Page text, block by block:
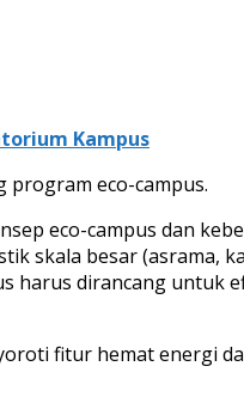
Kampus
program eco-campus.
eco-campus dan
skala besar (asrama,
harus dirancang untuk
fitur hemat energi